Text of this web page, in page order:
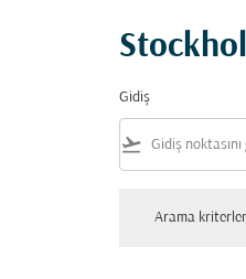
Gidiş
flight_takeoff
Arama